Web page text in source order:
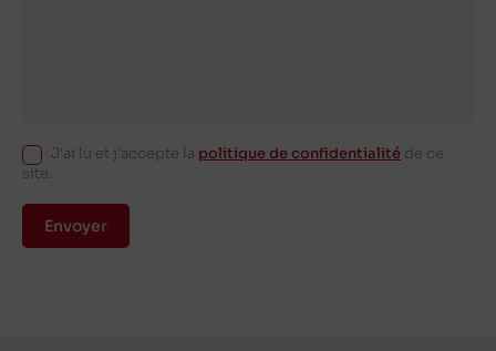
J'ai lu et j'accepte la politique de confidentialité de ce
site.
Envoyer